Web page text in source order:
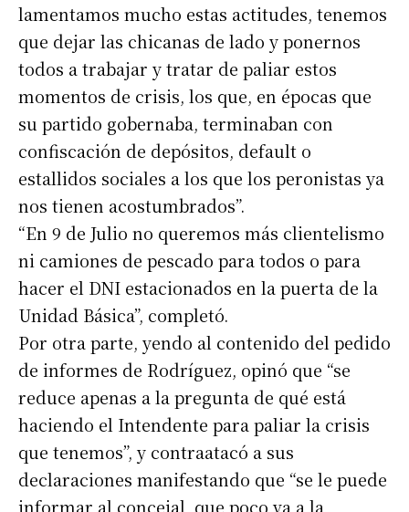
lamentamos mucho estas actitudes, tenemos
que dejar las chicanas de lado y ponernos
todos a trabajar y tratar de paliar estos
momentos de crisis, los que, en épocas que
su partido gobernaba, terminaban con
confiscación de depósitos, default o
estallidos sociales a los que los peronistas ya
nos tienen acostumbrados”.
“En 9 de Julio no queremos más clientelismo
ni camiones de pescado para todos o para
hacer el DNI estacionados en la puerta de la
Unidad Básica”, completó.
Por otra parte, yendo al contenido del pedido
de informes de Rodríguez, opinó que “se
reduce apenas a la pregunta de qué está
haciendo el Intendente para paliar la crisis
que tenemos”, y contraatacó a sus
declaraciones manifestando que “se le puede
informar al concejal, que poco va a la